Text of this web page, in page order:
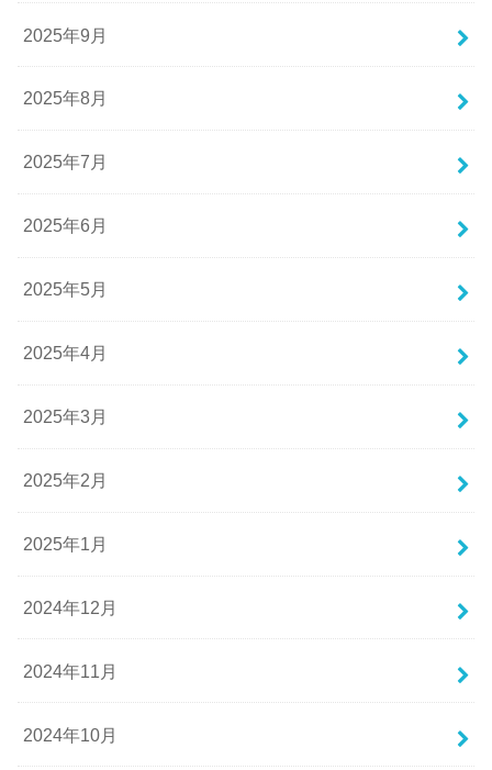
2025年9月
2025年8月
2025年7月
2025年6月
2025年5月
2025年4月
2025年3月
2025年2月
2025年1月
2024年12月
2024年11月
2024年10月